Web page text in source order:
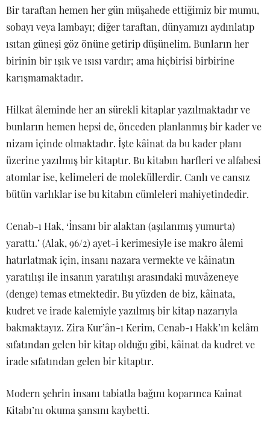
Bir taraftan hemen her gün müşahede ettiğimiz bir mumu,
sobayı veya lambayı; diğer taraftan, dünyamızı aydınlatıp
ısıtan güneşi göz önüne getirip düşünelim. Bunların her
birinin bir ışık ve ısısı vardır; ama hiçbirisi birbirine
karışmamaktadır.
Hilkat âleminde her an sürekli kitaplar yazılmaktadır ve
bunların hemen hepsi de, önceden planlanmış bir kader ve
nizam içinde olmaktadır. İşte kâinat da bu kader planı
üzerine yazılmış bir kitaptır. Bu kitabın harfleri ve alfabesi
atomlar ise, kelimeleri de moleküllerdir. Canlı ve cansız
bütün varlıklar ise bu kitabın cümleleri mahiyetindedir.
Cenab-ı Hak, ‘İnsanı bir alaktan (aşılanmış yumurta)
yarattı.’ (Alak, 96/2) ayet-i kerimesiyle ise makro âlemi
hatırlatmak için, insanı nazara vermekte ve kâinatın
yaratılışı ile insanın yaratılışı arasındaki muvâzeneye
(denge) temas etmektedir. Bu yüzden de biz, kâinata,
kudret ve irade kalemiyle yazılmış bir kitap nazarıyla
bakmaktayız. Zira Kur’ân-ı Kerim, Cenab-ı Hakk’ın kelâm
sıfatından gelen bir kitap olduğu gibi, kâinat da kudret ve
irade sıfatından gelen bir kitaptır.
Modern şehrin insanı tabiatla bağını koparınca Kainat
Kitabı’nı okuma şansını kaybetti.